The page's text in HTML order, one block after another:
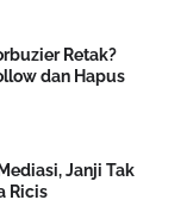
Retak?
dan Hapus
Janji Tak
Ricis